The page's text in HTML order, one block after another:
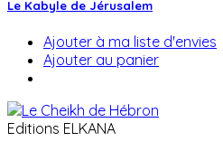
Le Kabyle de Jérusalem
Ajouter à ma liste d'envies
Ajouter au panier
Editions ELKANA